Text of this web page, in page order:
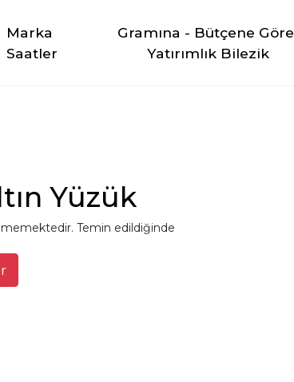
Marka
Saatler
Gramına - Bütçene Göre
Yatırımlık Bilezik
Yüzük
Temin edildiğinde